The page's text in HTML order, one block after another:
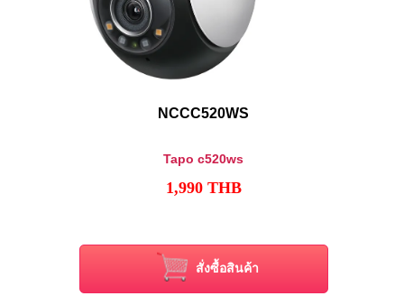
NCCC520WS
Tapo c520ws
1,990 THB
สั่งซื้อสินค้า